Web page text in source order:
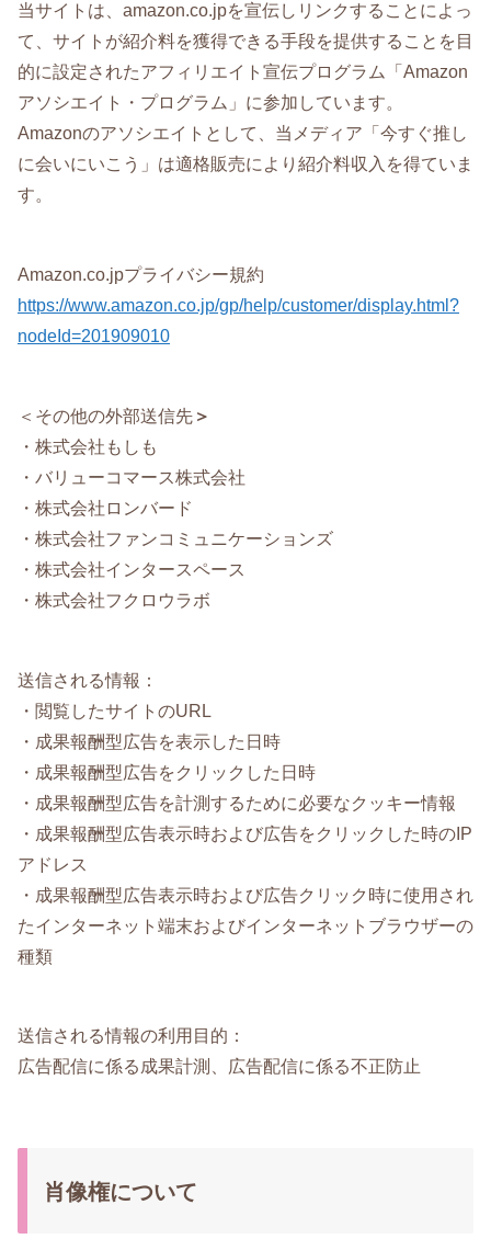
当サイトは、amazon.co.jpを宣伝しリンクすることによっ
て、サイトが紹介料を獲得できる手段を提供することを目
的に設定されたアフィリエイト宣伝プログラム「Amazon
アソシエイト・プログラム」に参加しています。
Amazonのアソシエイトとして、当メディア「今すぐ推し
に会いにいこう」は適格販売により紹介料収入を得ていま
す。
Amazon.co.jpプライバシー規約
https://www.amazon.co.jp/gp/help/customer/display.html?
nodeId=201909010
＜その他の外部送信先 ＞
・株式会社もしも
・バリューコマース株式会社
・株式会社ロンバード
・株式会社ファンコミュニケーションズ
・株式会社インタースペース
・株式会社フクロウラボ
送信される情報：
・閲覧したサイトのURL
・成果報酬型広告を表示した日時
・成果報酬型広告をクリックした日時
・成果報酬型広告を計測するために必要なクッキー情報
・成果報酬型広告表示時および広告をクリックした時のIP
アドレス
・成果報酬型広告表示時および広告クリック時に使用され
たインターネット端末およびインターネットブラウザーの
種類
送信される情報の利用目的：
広告配信に係る成果計測、広告配信に係る不正防止
肖像権について